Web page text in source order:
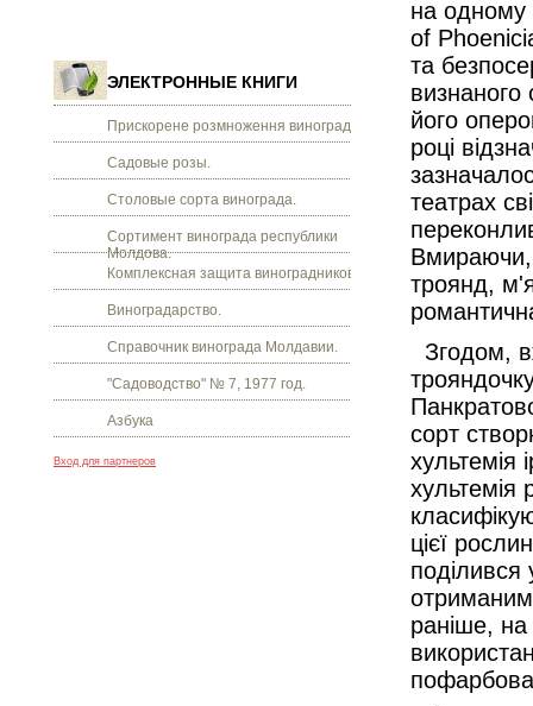
ЭЛЕКТРОННЫЕ КНИГИ
Прискорене розмноження винограду.
Садовые розы.
Столовые сорта винограда.
Сортимент винограда республики
Молдова.
Комплексная защита виноградников.
Виноградарство.
Справочник винограда Молдавии.
"Садоводство" № 7, 1977 год.
Азбука
Вход для партнеров
на одному
of
та
визнаного
його
році
театрах
Вмираючи,
троянд,
Згодом,
сорт
хультемія
хультемія
цієї
поділився
раніше, на